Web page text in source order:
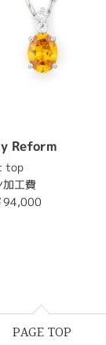
Reform
top
加工費
94,000
PAGE TOP